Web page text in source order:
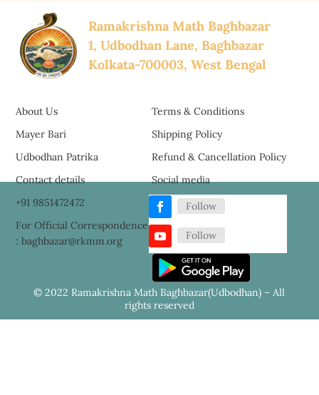
Ramakrishna Math Baghbazar
1, Udbodhan Lane, Baghbazar
Kolkata-700003, West Bengal
About Us
Mayer Bari
Udbodhan Patrika
Terms & Conditions
Shipping Policy
Refund & Cancellation Policy
Contact details
+91 9851472472
For Official Correspondence
: baghbazar@rkmm.org
Social media
Follow
Follow
© 2022 Ramakrishna Math Baghbazar(Udbodhan) – All
rights reserved